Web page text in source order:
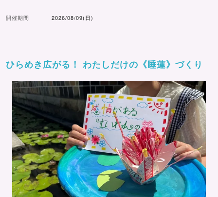
開催期間 2026/08/09(日)
ひらめき広がる！ わたしだけの《睡蓮》づくり